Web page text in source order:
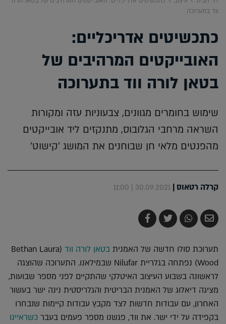
ווד בתערוכה
כתכשיטים אדריכליים:
האובייקטים המרהיבים של
בטאן לורה ווד בתערוכה
שימוש בחומרים מגוונים, צבעוניות עזה ומקורות
השראה מרחבי הגלובוס, מתנקזים ליד אובייקטים
מהפנטים מלאי חן שבוחנים את המושג 'קישוט'
קרלה רטאוס|
30.09.2021 | 11:00
שלח
בדואר
שתף
ב-
צייץ
ב-
שתף
ב-
תערוכת סולו חדשה של האמנית בטאן לורה ווד (Bethan Laura
Wood) נפתחה בגלריית Nilufar שבמילאנו. התערוכה שהוצגה
לראשונה בשבוע העיצוב האיטלקי שהתקיים לפני מספר שבועות,
מציגה דיאלוג של האמנית הבריטית והגלריסטית נינה ישר בעשור
האחרון, עם עבודות חדשות לצד מקבץ עבודות קיימות שנבחרו
בקפידה על ידי ישר. את ווד, פגשנו מספר פעמים בעבר כשראיינו